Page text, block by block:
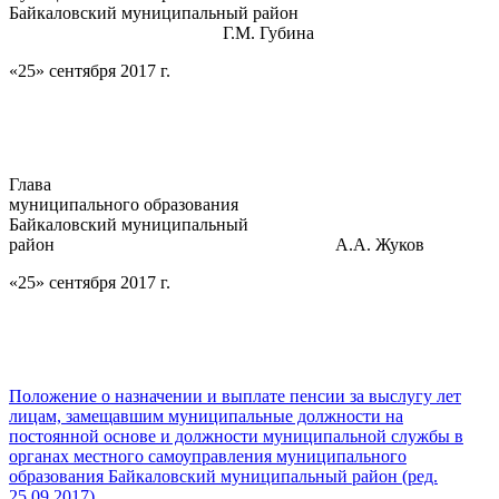
Байкаловский муниципальный район
Г.М. Губина
«25» сентября 2017 г.
Глава
муниципального образования
Байкаловский муниципальный
район А.А. Жуков
«25» сентября 2017 г.
Положение о назначении и выплате пенсии за выслугу лет
лицам, замещавшим муниципальные должности на
постоянной основе и должности муниципальной службы в
органах местного самоуправления муниципального
образования Байкаловский муниципальный район (ред.